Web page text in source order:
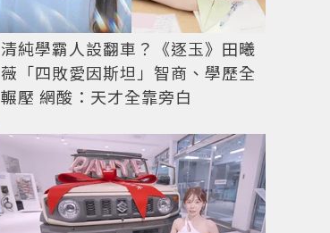
清純學霸人設翻車？《逐玉》田曦
薇「四敗愛因斯坦」智商、學歷全
輾壓 網酸：天才全靠旁白